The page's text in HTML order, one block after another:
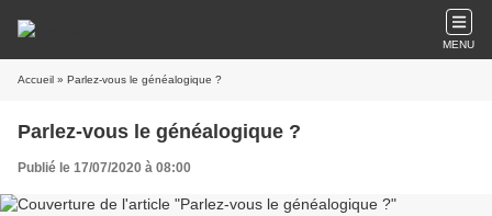
MENU
Accueil » Parlez-vous le généalogique ?
Parlez-vous le généalogique ?
Publié le 17/07/2020 à 08:00